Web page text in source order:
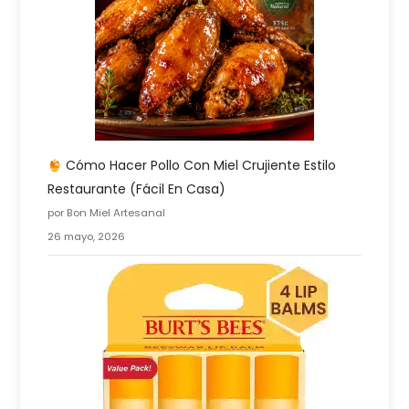
Cómo Hacer Pollo Con Miel Crujiente Estilo
Restaurante (fácil En Casa)
por Bon Miel Artesanal
26 mayo, 2026